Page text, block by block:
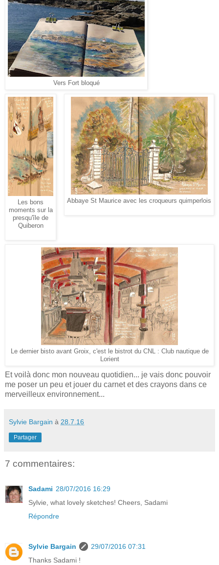
Vers Fort bloqué
Abbaye St Maurice avec les croqueurs quimperlois
Les bons
moments sur la
presqu'île de
Quiberon
Le dernier bisto avant Groix, c'est le bistrot du CNL : Club nautique de
Lorient
Et voilà donc mon nouveau quotidien... je vais donc pouvoir
me poser un peu et jouer du carnet et des crayons dans ce
merveilleux environnement...
Sylvie Bargain à 28.7.16
Partager
7 commentaires:
Sadami 28/07/2016 16:29
Sylvie, what lovely sketches! Cheers, Sadami
Répondre
Sylvie Bargain
29/07/2016 07:31
Thanks Sadami !